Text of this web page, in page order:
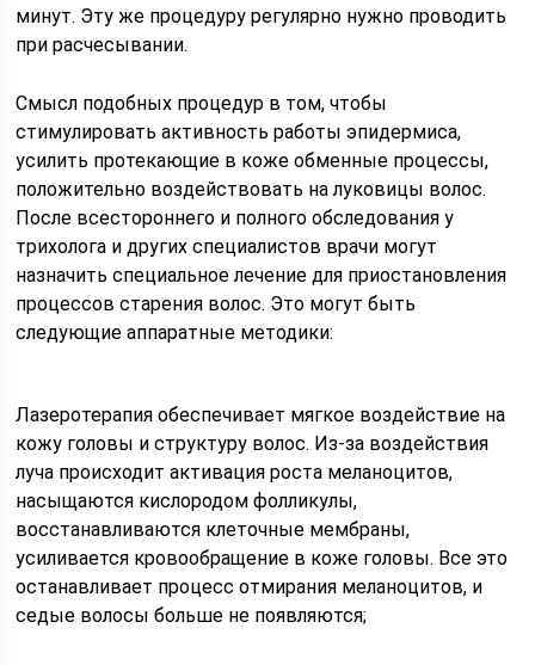
минут. Эту же процедуру регулярно нужно проводить
при расчесывании.
Смысл подобных процедур в том, чтобы
стимулировать активность работы эпидермиса,
усилить протекающие в коже обменные процессы,
положительно воздействовать на луковицы волос.
После всестороннего и полного обследования у
трихолога и других специалистов врачи могут
назначить специальное лечение для приостановления
процессов старения волос. Это могут быть
следующие аппаратные методики:
Лазеротерапия обеспечивает мягкое воздействие на
кожу головы и структуру волос. Из-за воздействия
луча происходит активация роста меланоцитов,
насыщаются кислородом фолликулы,
восстанавливаются клеточные мембраны,
усиливается кровообращение в коже головы. Все это
останавливает процесс отмирания меланоцитов, и
седые волосы больше не появляются;